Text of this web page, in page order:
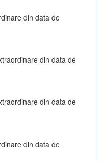
din data de
din data de
din data de
din data de